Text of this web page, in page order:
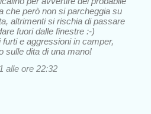
che però non si parcheggia su
altrimenti si rischia di passare
fuori dalle finestre :-)
furti e aggressioni in camper,
sulle dita di una mano!
alle ore 22:32